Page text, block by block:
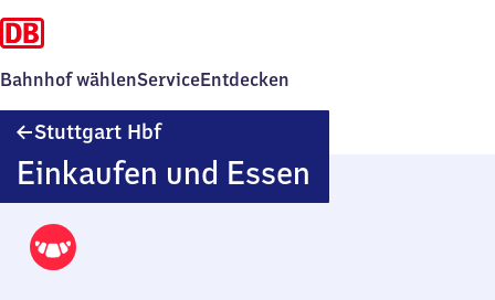
Bahnhof wählenServiceEntdecken
Stuttgart HbfStuttgart
Einkaufen und Essen